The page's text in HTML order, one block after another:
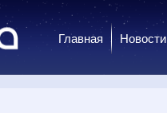
Главная Новости